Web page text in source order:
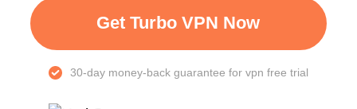
Get Turbo VPN Now
30-day money-back guarantee for vpn free trial